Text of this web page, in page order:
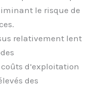
le risque de
relativement lent
d’exploitation
des